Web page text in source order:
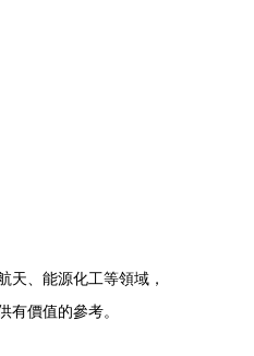
天、能源化工等領域，
價值的參考。